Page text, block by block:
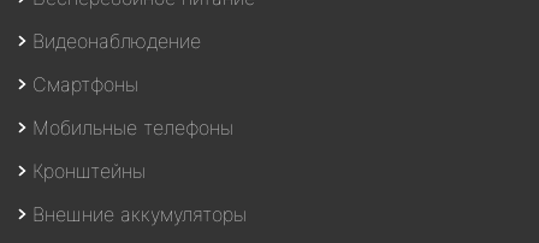
Видеонаблюдение
Смартфоны
Мобильные телефоны
Кронштейны
Внешние аккумуляторы